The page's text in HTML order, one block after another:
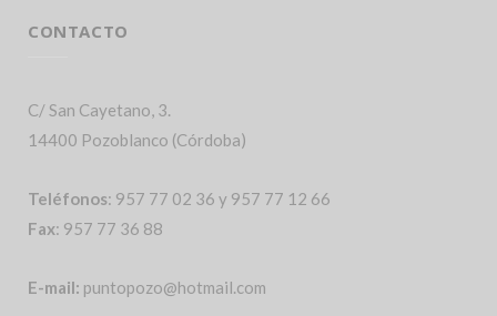
CONTACTO
C/ San Cayetano, 3.
14400 Pozoblanco (Córdoba)
Teléfonos: 957 77 02 36 y 957 77 12 66
Fax: 957 77 36 88
E-mail: puntopozo@hotmail.com